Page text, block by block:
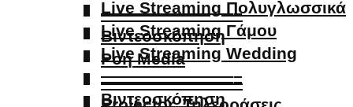
————————–
Βιντεοσκόπηση
Ροή Media
————————–
Live Streaming Πολυγλωσσικά
Live Streaming Γάμου
Live Streaming Wedding
————————–
Βιντεοσκόπηση